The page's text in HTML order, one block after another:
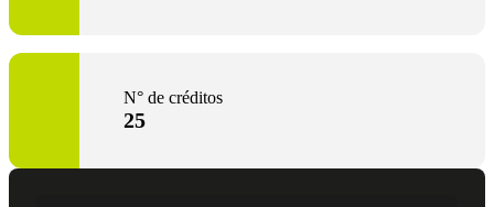
N° de créditos
25